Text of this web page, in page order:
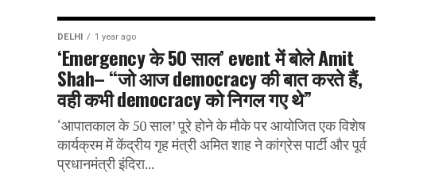
DELHI 1 year ago
‘Emergency के 50 साल’ event में बोले Amit
Shah– “जो आज democracy की बात करते हैं,
वही कभी democracy को निगल गए थे”
‘आपातकाल के 50 साल’ पूरे होने के मौके पर आयोजित एक विशेष
कार्यक्रम में केंद्रीय गृह मंत्री अमित शाह ने कांग्रेस पार्टी और पूर्व
प्रधानमंत्री इंदिरा...